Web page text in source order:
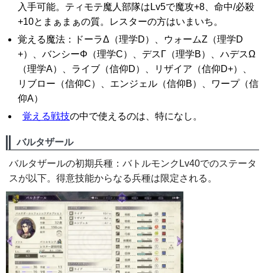
入手可能。ティモテ魔人部隊はLv5で魔攻+8、命中/必殺
+10とまぁまぁの質。レスターの方はいまいち。
覚える魔法：ドーラΔ（理学D）、ウォームZ（理学D
+）、バンシーΦ（理学C）、デスΓ（理学B）、ハデスΩ
（理学A）、ライブ（信仰D）、リザイア（信仰D+）、
リブロー（信仰C）、エンジェル（信仰B）、ワープ（信
仰A）
覚える戦技の中で使えるのは、特になし。
バルタザール
バルタザールの初期兵種：バトルモンクLv40でのステータ
スが以下。得意技能からなる兵種は限定される。